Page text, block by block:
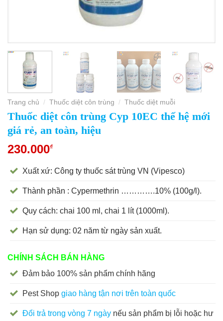
Trang chủ / Thuốc diệt côn trùng / Thuốc diệt muỗi
Thuốc diệt côn trùng Cyp 10EC thế hệ mới
giá rẻ, an toàn, hiệu
230.000₫
Xuất xứ: Công ty thuốc sát trùng VN (Vipesco)
Thành phần : Cypermethrin ………….10% (100g/l).
Quy cách: chai 100 ml, chai 1 lít (1000ml).
Hạn sử dụng: 02 năm từ ngày sản xuất.
CHÍNH SÁCH BÁN HÀNG
Đảm bảo 100% sản phẩm chính hãng
Pest Shop giao hàng tận nơi trên toàn quốc
Đổi trả trong vòng 7 ngày nếu sản phẩm bị lỗi hoặc hư